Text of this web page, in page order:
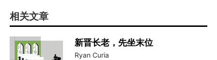
相关文章
新晋长老，先坐末位
Ryan Curia